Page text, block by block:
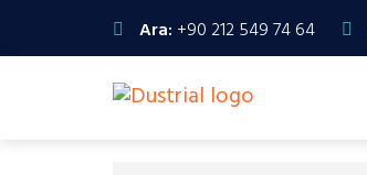
Ara: +90 212 549 74 64